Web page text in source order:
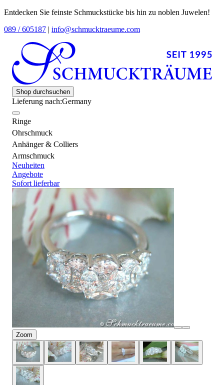
Entdecken Sie feinste Schmuckstücke bis hin zu noblen Juwelen!
089 / 605187 | info@schmucktraeume.com
Shop durchsuchen
Lieferung nach:Germany
Ringe
Ohrschmuck
Anhänger & Colliers
Armschmuck
Neuheiten
Angebote
Sofort lieferbar
Zoom